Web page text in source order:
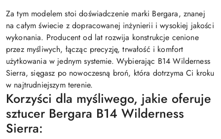
Za tym modelem stoi doświadczenie marki Bergara, znanej
na całym świecie z dopracowanej inżynierii i wysokiej jakości
wykonania. Producent od lat rozwija konstrukcje cenione
przez myśliwych, łącząc precyzję, trwałość i komfort
użytkowania w jednym systemie. Wybierając B14 Wilderness
Sierra, sięgasz po nowoczesną broń, która dotrzyma Ci kroku
w najtrudniejszym terenie.
Korzyści dla myśliwego, jakie oferuje
sztucer Bergara B14 Wilderness
Sierra: